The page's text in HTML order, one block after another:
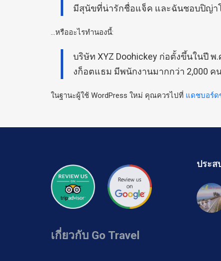
มีสุนัขที่น่ารักชื่อแจ็ค และฉันชอบปิญ่า
...หรืออะไรทำนองนี้:
บริษัท XYZ Doohickey ก่อตั้งขึ้นในปี
งก็อตแธม มีพนักงานมากกว่า 2,000
ในฐานะผู้ใช้ WordPress ใหม่ คุณควรไปที่ แดชบอร์
เกี่ยวกับ Go Travel
ประส
o รถรับส่งสนามบินญาตราง (Nha Trang Airport Transfer)
o เช่ารถที่ฟูก๊วก (Car Rental in Phu Quoc)
มูยเน่ – ทะเลทราย